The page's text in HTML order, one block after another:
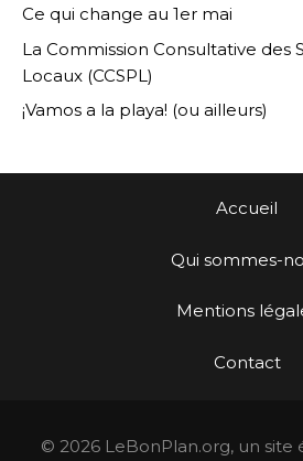
Ce qui change au 1er mai
La Commission Consultative des
Locaux (CCSPL)
¡Vamos a la playa! (ou ailleurs)
Accueil
Qui sommes-
Mentions
Contact
© 2026 LeBonPlan.org, un